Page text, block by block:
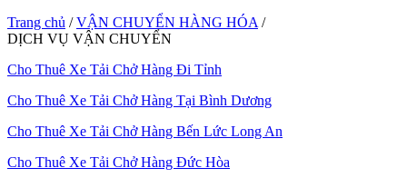
Trang chủ / VẬN CHUYỂN HÀNG HÓA /
DỊCH VỤ VẬN CHUYỂN
Cho Thuê Xe Tải Chở Hàng Đi Tỉnh
Cho Thuê Xe Tải Chở Hàng Tại Bình Dương
Cho Thuê Xe Tải Chở Hàng Bến Lức Long An
Cho Thuê Xe Tải Chở Hàng Đức Hòa